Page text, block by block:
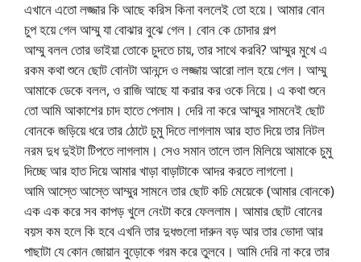
এখানে এতো লজ্জার কি আছে করিস কিনা বললেই তো হয়ে। আমার বোন
চুপ হয়ে গেল আম্মু যা বোঝার বুঝে গেল। বোন কে চোদার গল্প
আম্মু বলল তোর ভাইয়া তোকে চুদতে চায়, তার সাথে করবি? আম্মুর মুখে এ
রকম কথা শুনে ছোট বোনটা আনন্দে ও লজ্জায় আরো লাল হয়ে গেল। আম্মু
আমাকে ডেকে বলল, ও রাজি আছে যা করার কর ওকে নিয়ে। এ কথা শুনে
তো আমি আকাশের চাদ হাতে পেলাম। দেরি না করে আম্মুর সামনেই ছোট
বোনকে জড়িয়ে ধরে তার ঠোটে চুমু দিতে লাগলাম আর হাত দিয়ে তার নিটল
নরম দুধ দুইটা টিপতে লাগলাম। সেও সমান তালে তাল মিলিয়ে আমাকে চুমু
দিচ্ছে আর হাত দিয়ে আমার খাড়া বাড়াটাকে আদর করতে লাগলো।
আমি আস্তে আস্তে আম্মুর সামনে তার ছোট কচি মেয়েকে (আমার বোনকে)
এক এক করে সব কাপড় খুলে নেংটা করে ফেললাম। আমার ছোট বোনের
বয়স কম হলে কি হবে এখনি তার দুধগুলো দারুন বড় আর তার ভোদা আর
পাছাটা যে কোন জোয়ান বুড়োকে গরম করে তুলবে। আমি দেরি না করে তার